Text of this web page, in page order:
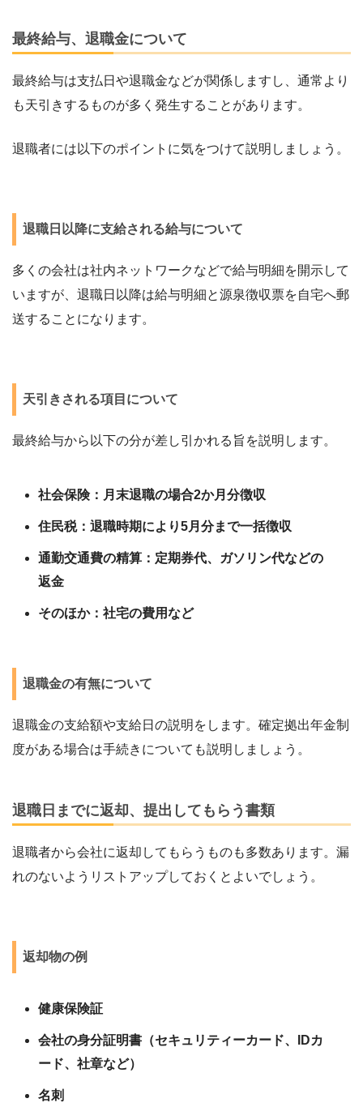
最終給与、退職金について
最終給与は支払日や退職金などが関係しますし、通常より
も天引きするものが多く発生することがあります。
退職者には以下のポイントに気をつけて説明しましょう。
退職日以降に支給される給与について
多くの会社は社内ネットワークなどで給与明細を開示して
いますが、退職日以降は給与明細と源泉徴収票を自宅へ郵
送することになります。
天引きされる項目について
最終給与から以下の分が差し引かれる旨を説明します。
社会保険：月末退職の場合2か月分徴収
住民税：退職時期により5月分まで一括徴収
通勤交通費の精算：定期券代、ガソリン代などの
返金
そのほか：社宅の費用など
退職金の有無について
退職金の支給額や支給日の説明をします。確定拠出年金制
度がある場合は手続きについても説明しましょう。
退職日までに返却、提出してもらう書類
退職者から会社に返却してもらうものも多数あります。漏
れのないようリストアップしておくとよいでしょう。
返却物の例
健康保険証
会社の身分証明書（セキュリティーカード、IDカ
ード、社章など）
名刺